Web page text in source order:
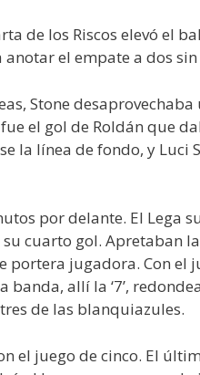
de los Riscos elevó el
el empate a dos
Stone
el gol de Roldán que
la línea de fondo, y Luci
por delante. El Lega
cuarto gol. Apretaban
jugadora. Con el
allí la ‘7’,
de las blanquiazules.
el juego de cinco. El